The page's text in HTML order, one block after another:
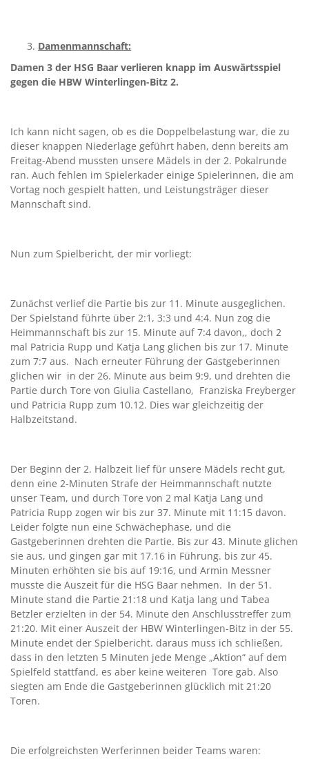
Damenmannschaft:
Damen 3 der HSG Baar verlieren knapp im Auswärtsspiel
gegen die HBW Winterlingen-Bitz 2.
Ich kann nicht sagen, ob es die Doppelbelastung war, die zu
dieser knappen Niederlage geführt haben, denn bereits am
Freitag-Abend mussten unsere Mädels in der 2. Pokalrunde
ran. Auch fehlen im Spielerkader einige Spielerinnen, die am
Vortag noch gespielt hatten, und Leistungsträger dieser
Mannschaft sind.
Nun zum Spielbericht, der mir vorliegt:
Zunächst verlief die Partie bis zur 11. Minute ausgeglichen.
Der Spielstand führte über 2:1, 3:3 und 4:4. Nun zog die
Heimmannschaft bis zur 15. Minute auf 7:4 davon,, doch 2
mal Patricia Rupp und Katja Lang glichen bis zur 17. Minute
zum 7:7 aus. Nach erneuter Führung der Gastgeberinnen
glichen wir in der 26. Minute aus beim 9:9, und drehten die
Partie durch Tore von Giulia Castellano, Franziska Freyberger
und Patricia Rupp zum 10.12. Dies war gleichzeitig der
Halbzeitstand.
Der Beginn der 2. Halbzeit lief für unsere Mädels recht gut,
denn eine 2-Minuten Strafe der Heimmannschaft nutzte
unser Team, und durch Tore von 2 mal Katja Lang und
Patricia Rupp zogen wir bis zur 37. Minute mit 11:15 davon.
Leider folgte nun eine Schwächephase, und die
Gastgeberinnen drehten die Partie. Bis zur 43. Minute glichen
sie aus, und gingen gar mit 17.16 in Führung. bis zur 45.
Minuten erhöhten sie bis auf 19:16, und Armin Messner
musste die Auszeit für die HSG Baar nehmen. In der 51.
Minute stand die Partie 21:18 und Katja lang und Tabea
Betzler erzielten in der 54. Minute den Anschlusstreffer zum
21:20. Mit einer Auszeit der HBW Winterlingen-Bitz in der 55.
Minute endet der Spielbericht. daraus muss ich schließen,
dass in den letzten 5 Minuten jede Menge „Aktion“ auf dem
Spielfeld stattfand, es aber keine weiteren Tore gab. Also
siegten am Ende die Gastgeberinnen glücklich mit 21:20
Toren.
Die erfolgreichsten Werferinnen beider Teams waren: